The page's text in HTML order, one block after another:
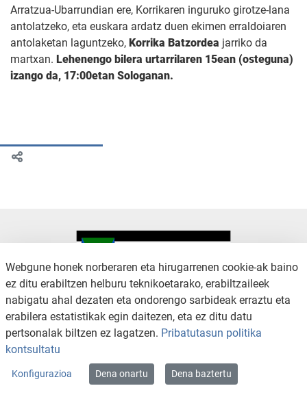
Arratzua-Ubarrundian ere, Korrikaren inguruko girotze-lana
antolatzeko, eta euskara ardatz duen ekimen erraldoiaren
antolaketan laguntzeko, Korrika Batzordea jarriko da
martxan. Lehenengo bilera urtarrilaren 15ean (osteguna)
izango da, 17:00etan Sologanan.
KONTAKTUA
LEGE OHARRA
SALAKETA KANALA
PRIBATUTASUN POLITIKA
Copyright © 2026 / Excmo. arratzua | Todos los derechos reservados.
Webgune honek norberaren eta hirugarrenen cookie-ak baino
ez ditu erabiltzen helburu teknikoetarako, erabiltzaileek
nabigatu ahal dezaten eta ondorengo sarbideak erraztu eta
erabilera estatistikak egin daitezen, eta ez ditu datu
pertsonalak biltzen ez lagatzen. Pribatutasun politika
kontsultatu
Konfigurazioa Dena onartu Dena baztertu